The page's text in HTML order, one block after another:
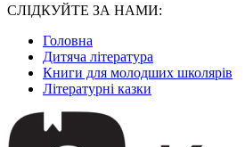
СЛІДКУЙТЕ ЗА НАМИ:
Головна
Дитяча література
Книги для молодших школярів
Літературні казки